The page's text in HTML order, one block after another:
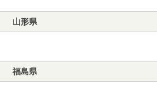
山形県
福島県